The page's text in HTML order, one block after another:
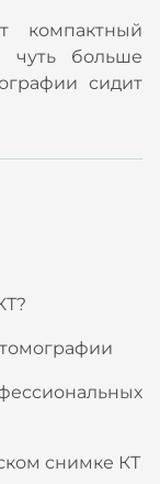
компактный
чуть больше
сидит
снимке КТ